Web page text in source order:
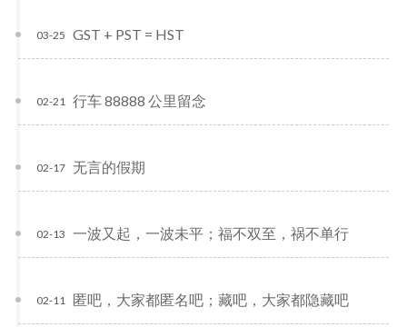
GST + PST = HST
03-25
行车 88888 公里留念
02-21
无言的假期
02-17
一波又起，一波未平；福不双至，祸不单行
02-13
匿吧，大家都匿名吧；藏吧，大家都隐藏吧
02-11